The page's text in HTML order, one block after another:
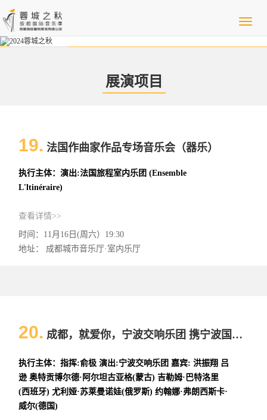
展演项目
19. 法国作曲家作品专场音乐会（器乐）
执行主体：演出:法国旅程室内乐团 (Ensemble
L'ltinéraire)
查看详情>>
时间：11月16日(周六）19:30
地址： 成都城市音乐厅·室内乐厅
20. 成都，就爱你，宁波交响乐团 携宁波国际声乐获奖歌唱家音乐会（声乐）
执行主体：指挥:俞极 演出:宁波交响乐团 嘉宾: 洪振翔 吕
逊 奥特贡博尔德·阿尔坦古亚格(蒙古) 吉勒姆·巴特洛里
(西班牙) 尤利娅·苏莱曼诺娃(俄罗斯) 约翰娜·弗朗西斯卡·
威尔(德国)